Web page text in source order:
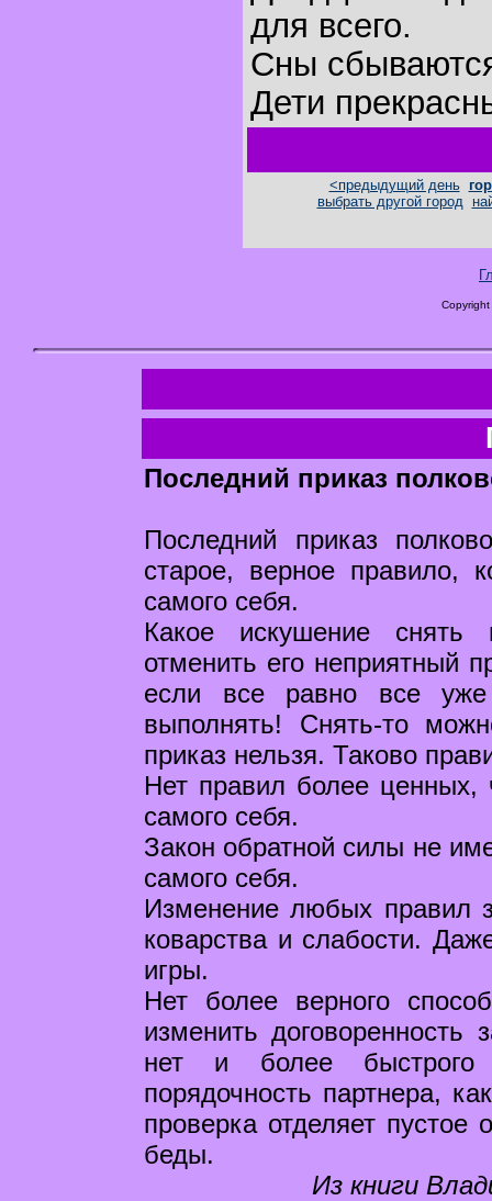
для всего.
Сны
Дети
<предыдущий день
выбрать другой город
Последний приказ
Последний приказ
старое, верное правило,
самого себя.
Какое искушение снять
отменить его неприятный
если все равно все
выполнять! Снять-то
приказ нельзя. Таково
Нет правил более
самого себя.
Закон обратной силы не
самого себя.
Изменение любых правил
коварства и слабости.
игры.
Нет более верного
изменить
нет и более быстрого
порядочность партнера,
проверка отделяет пустое
беды.
Из книги